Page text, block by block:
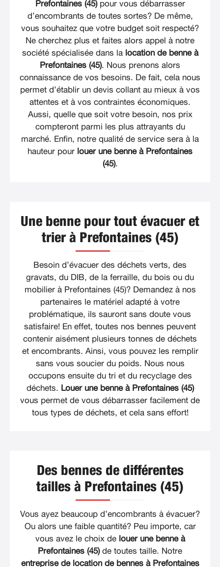
Prefontaines (45)pour vous débarrasser
d’encombrants de toutes sortes? De même,
vous souhaitez que votre budget soit respecté?
Ne cherchez plus et faites alors appel à notre
société spécialisée dans la location de benne à
Prefontaines (45). Nous prenons alors
connaissance de vos besoins. De fait, cela nous
permet d’établir un devis collant au mieux à vos
attentes et à vos contraintes économiques.
Aussi, quelle que soit votre besoin, nos prix
compteront parmi les plus attrayants du
marché. Enfin, notre qualité de service sera à la
hauteur pour louer une benne à Prefontaines
(45).
Une benne pour tout évacuer et
trier à Prefontaines (45)
Besoin d’évacuer des déchets verts, des
gravats, du DIB, de la ferraille, du bois ou du
mobilier à Prefontaines (45)? Demandez à nos
partenaires le matériel adapté à votre
problématique, ils sauront sans doute vous
satisfaire! En effet, toutes nos bennes peuvent
contenir aisément plusieurs tonnes de déchets
et encombrants. Ainsi, vous pouvez les remplir
sans vous soucier du poids. Nous nous
occupons ensuite du tri et du recyclage des
déchets. Louer une benne à Prefontaines (45)
vous permet de vous débarrasser facilement de
tous types de déchets, et cela sans effort!
Des bennes de différentes
tailles à Prefontaines (45)
Vous ayez beaucoup d’encombrants à évacuer?
Ou alors une faible quantité? Peu importe, car
vous avez le choix de louer une benne à
Prefontaines (45)de toutes taille. Notre
entreprise de location de bennes à Prefontaines